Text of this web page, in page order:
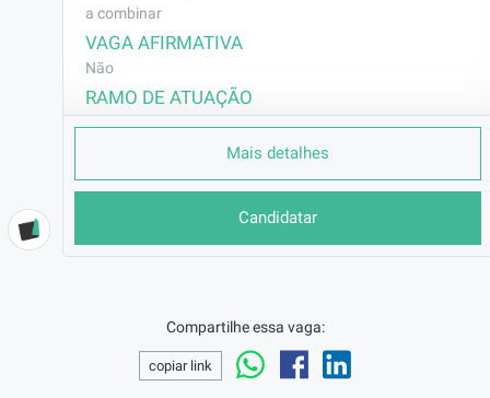
a combinar
VAGA AFIRMATIVA
Não
RAMO DE ATUAÇÃO
• Vale Refeição
• Plano de saúde /odontológico
• Ambiente colaborativo e oportunidade real de
crescimento na carreira
Candidatar
Mais detalhes
Compartilhe essa vaga:
copiar link